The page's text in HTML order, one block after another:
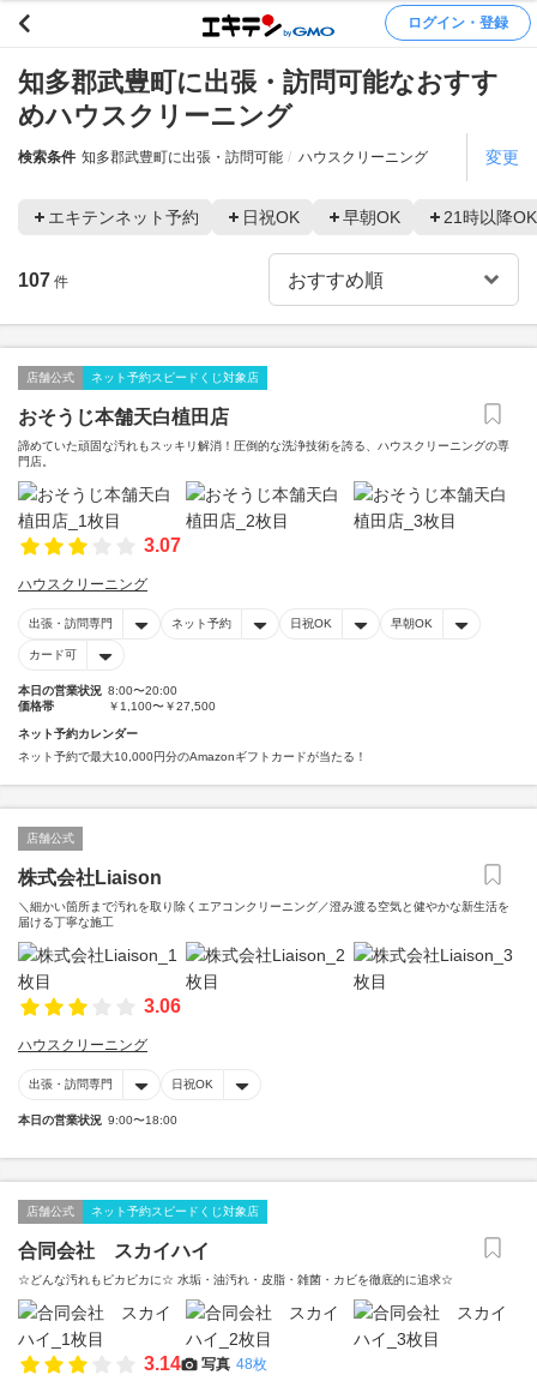
ログイン・登録
知多郡武豊町に出張・訪問可能なおすす
めハウスクリーニング
検索条件 知多郡武豊町に出張・訪問可能 ハウスクリーニング 変更
エキテンネット予約 日祝OK 早朝OK 21時以降OK
107 件
店舗公式 ネット予約スピードくじ対象店
おそうじ本舗天白植田店
諦めていた頑固な汚れもスッキリ解消！圧倒的な洗浄技術を誇る、ハウスクリーニングの専
門店。
3.07
ハウスクリーニング
出張・訪問専門 ネット予約 日祝OK 早朝OK
カード可
本日の営業状況 8:00〜20:00
価格帯
￥1,100〜￥27,500
ネット予約カレンダー
ネット予約で最大10,000円分のAmazonギフトカードが当たる！
店舗公式
株式会社Liaison
＼細かい箇所まで汚れを取り除くエアコンクリーニング／澄み渡る空気と健やかな新生活を
届ける丁寧な施工
3.06
ハウスクリーニング
出張・訪問専門 日祝OK
本日の営業状況 9:00〜18:00
店舗公式 ネット予約スピードくじ対象店
合同会社 スカイハイ
☆どんな汚れもピカピカに☆ 水垢・油汚れ・皮脂・雑菌・カビを徹底的に追求☆
3.14 写真 48枚